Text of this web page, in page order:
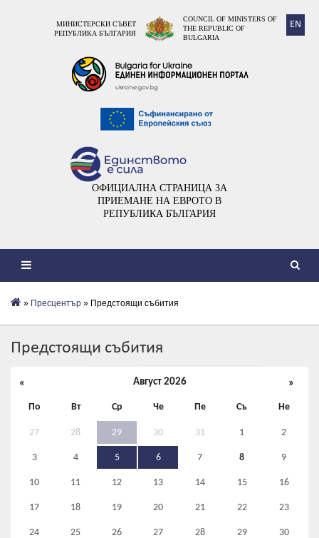
EN
МИНИСТЕРСКИ СЪВЕТ
РЕПУБЛИКА БЪЛГАРИЯ
COUNCIL OF MINISTERS OF
THE REPUBLIC OF
BULGARIA
ОФИЦИАЛНА СТРАНИЦА ЗА
ПРИЕМАНЕ НА ЕВРОТО В
РЕПУБЛИКА БЪЛГАРИЯ
» Пресцентър » Предстоящи събития
Предстоящи събития
« »
Август 2026
По Вт Ср Че Пе Съ Не
27 28 29 30 31 1 2
3 4 5 6 7 8 9
10 11 12 13 14 15 16
17 18 19 20 21 22 23
24 25 26 27 28 29 30